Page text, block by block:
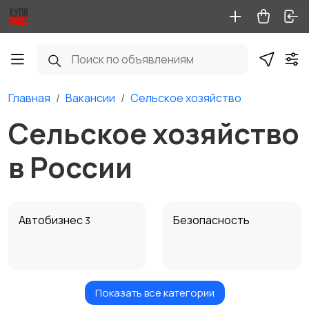
Главная Вакансии Сельское хозяйство
Сельское хозяйство
в России
Автобизнес 3 Безопасность
Бытовые услуги и
Высший менеджмент
Показать все категории